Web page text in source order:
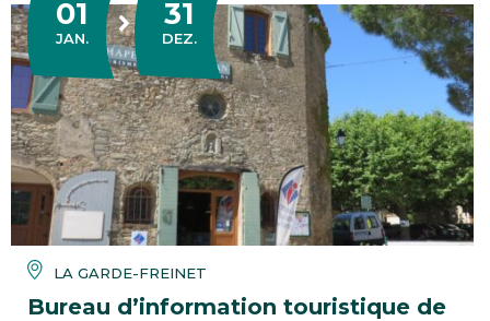
LA GARDE-FREINET
Bureau d’information touristique de
DU 01
JAN. JANUAR
AU 31
DEZ. DEZEMBER